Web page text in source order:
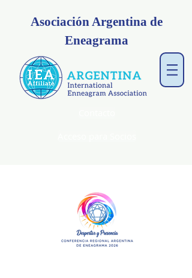
Asociación Argentina de
Eneagrama